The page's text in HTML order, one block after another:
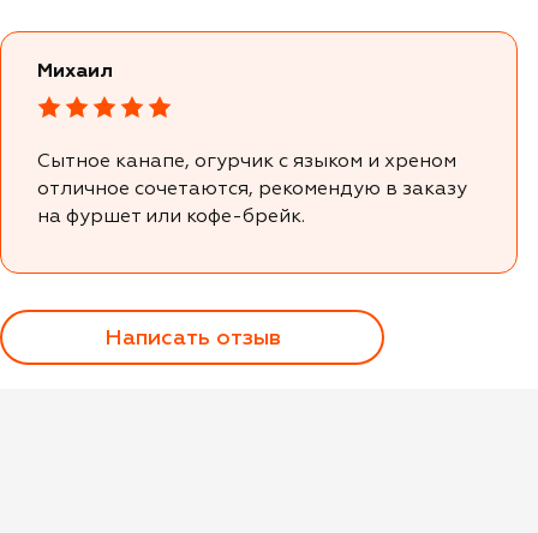
Михаил
Сытное канапе, огурчик с языком и хреном
отличное сочетаются, рекомендую в заказу
на фуршет или кофе-брейк.
Написать отзыв